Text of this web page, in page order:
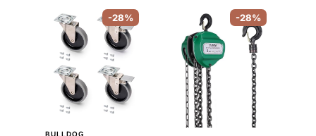
-28%
BULLDOG
-28%